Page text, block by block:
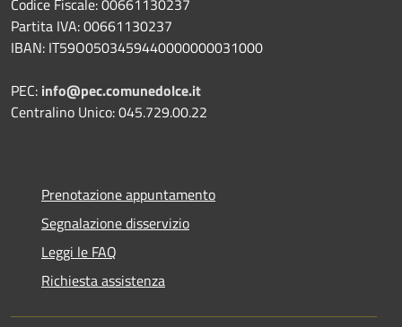
Partita IVA: 00661130237
IBAN: IT59O0503459440000000031000
PEC: info@pec.comunedolce.it
Centralino Unico: 045.729.00.22
Prenotazione appuntamento
Segnalazione disservizio
Leggi le FAQ
Richiesta assistenza